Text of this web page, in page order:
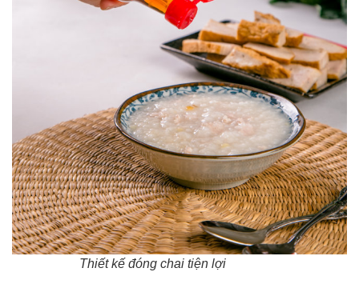
Thiết kế đóng chai tiện lợi